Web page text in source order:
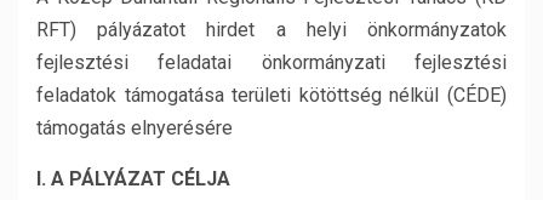
RFT) pályázatot hirdet a helyi önkormányzatok
fejlesztési feladatai önkormányzati fejlesztési
feladatok támogatása területi kötöttség nélkül (CÉDE)
támogatás elnyerésére
I. A PÁLYÁZAT CÉLJA